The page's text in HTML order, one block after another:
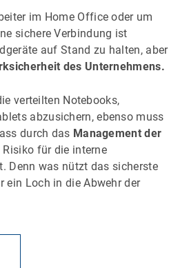
im Home Office oder um
sichere Verbindung ist
auf Stand zu halten, aber
des Unternehmens.
verteilten Notebooks,
abzusichern, ebenso muss
durch das Management der
Risiko für die interne
Denn was nützt das sicherste
ein Loch in die Abwehr der